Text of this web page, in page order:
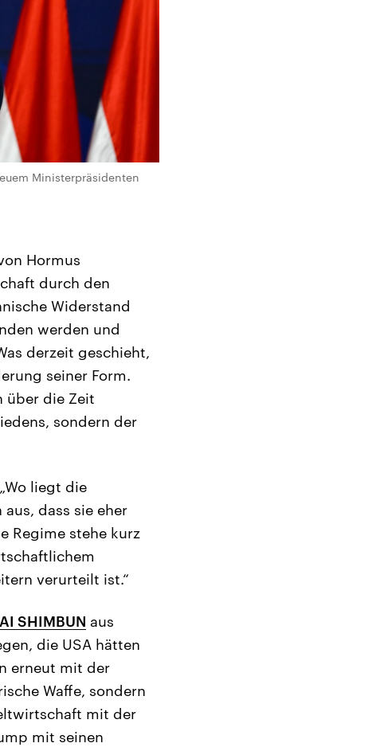
Ministerpräsidenten
Hormus
durch den
Widerstand
werden und
derzeit geschieht,
seiner Form.
über die Zeit
sondern der
liegt die
dass sie eher
Regime stehe kurz
verurteilt ist.“
SHIMBUN aus
die USA hätten
erneut mit der
Waffe, sondern
mit der
mit seinen